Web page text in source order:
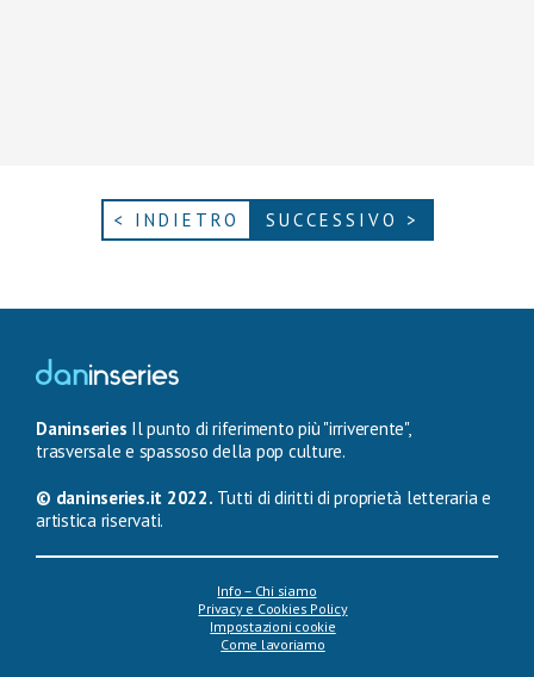
< INDIETRO SUCCESSIVO >
Daninseries Il punto di riferimento più "irriverente",
trasversale e spassoso della pop culture.
© daninseries.it 2022. Tutti di diritti di proprietà letteraria e
artistica riservati.
Info – Chi siamo
Privacy e Cookies Policy
Impostazioni cookie
Come lavoriamo